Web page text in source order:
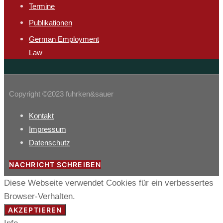
Termine
Publikationen
German Employment
Law
Copyright ©2023 fuhrken&sauer
Kontakt
Impressum
Datenschutz
NACHRICHT SCHREIBEN
Diese Webseite verwendet Cookies für ein verbessertes
Browser-Verhalten.
AKZEPTIEREN